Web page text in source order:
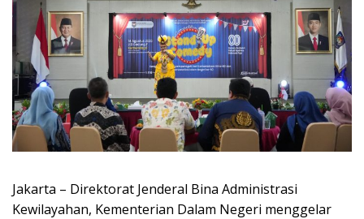
Jakarta – Direktorat Jenderal Bina Administrasi
Kewilayahan, Kementerian Dalam Negeri menggelar